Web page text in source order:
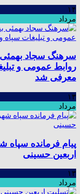
۱۴
مرداد
سرهنگ سجاد
روابط عمومی و
معرفی شد
۱۳
مرداد
پیام فرمانده سپاه
اربعین حسینی
۱۳
مرداد